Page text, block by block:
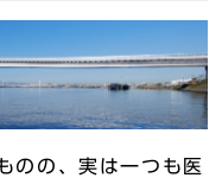
のの、実は一つも医